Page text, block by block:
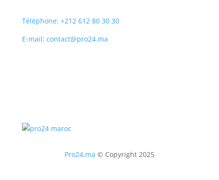
Téléphone: +212 612 80 30 30
E-mail: contact@pro24.ma
Pro24.ma © Copyright 2025